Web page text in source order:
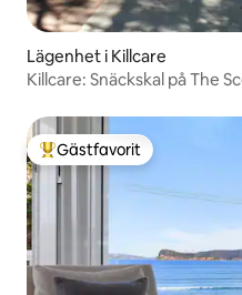
Lägenhet i Killcare
Killcare: Snäckskal på The
Populär gästfavorit
Gästfavorit